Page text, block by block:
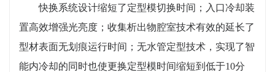
快换系统设计缩短了定型模切换时间；入口冷却装
置高效增强光亮度；收集析出物腔室技术有效的延长了
型材表面无划痕运行时间；无水管定型技术，实现了智
能内冷却的同时也使更换定型模时间缩短到低于10分